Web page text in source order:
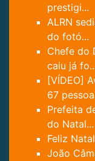
prestigi...
ALRN
do fotó...
Chefe do
caiu já
[VÍDEO]
67
Prefeita
do Natal...
Feliz Natal
João